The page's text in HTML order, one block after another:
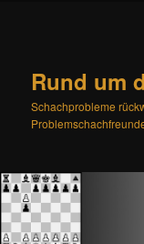
Rund um
Schachprobleme